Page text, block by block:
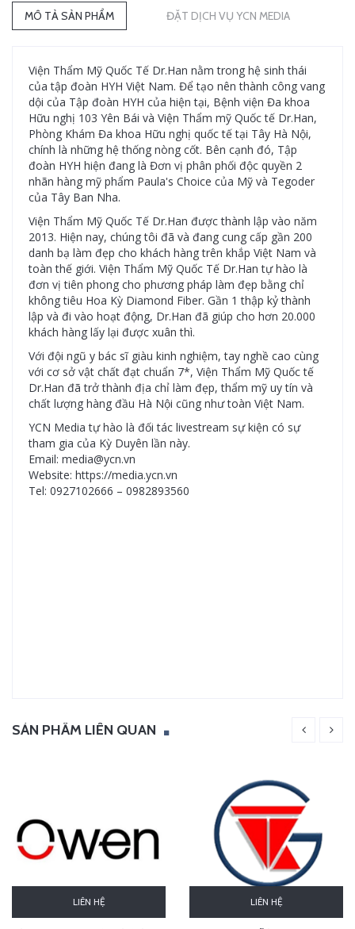
MÔ TẢ SẢN PHẨM ĐẶT DỊCH VỤ YCN MEDIA
Viện Thẩm Mỹ Quốc Tế Dr.Han nằm trong hệ sinh thái
của tập đoàn HYH Việt Nam. Để tạo nên thành công vang
dội của Tập đoàn HYH của hiện tại, Bệnh viện Đa khoa
Hữu nghị 103 Yên Bái và Viện Thẩm mỹ Quốc tế Dr.Han,
Phòng Khám Đa khoa Hữu nghị quốc tế tại Tây Hà Nội,
chính là những hệ thống nòng cốt. Bên cạnh đó, Tập
đoàn HYH hiện đang là Đơn vị phân phối độc quyền 2
nhãn hàng mỹ phẩm Paula's Choice của Mỹ và Tegoder
của Tây Ban Nha.
Viện Thẩm Mỹ Quốc Tế Dr.Han được thành lập vào năm
2013. Hiện nay, chúng tôi đã và đang cung cấp gần 200
danh bạ làm đẹp cho khách hàng trên khắp Việt Nam và
toàn thế giới. Viện Thẩm Mỹ Quốc Tế Dr.Han tự hào là
đơn vị tiên phong cho phương pháp làm đẹp bằng chỉ
không tiêu Hoa Kỳ Diamond Fiber. Gần 1 thập kỷ thành
lập và đi vào hoạt động, Dr.Han đã giúp cho hơn 20.000
khách hàng lấy lại được xuân thì.
Với đội ngũ y bác sĩ giàu kinh nghiệm, tay nghề cao cùng
với cơ sở vật chất đạt chuẩn 7*, Viện Thẩm Mỹ Quốc tế
Dr.Han đã trở thành địa chỉ làm đẹp, thẩm mỹ uy tín và
chất lượng hàng đầu Hà Nội cũng như toàn Việt Nam.
YCN Media tự hào là đối tác livestream sự kiện có sự
tham gia của Kỳ Duyên lần này.
Email: media@ycn.vn
Website: https://media.ycn.vn
Tel: 0927102666 – 0982893560
SẢN PHẨM LIÊN QUAN
LIÊN HỆ LIÊN HỆ